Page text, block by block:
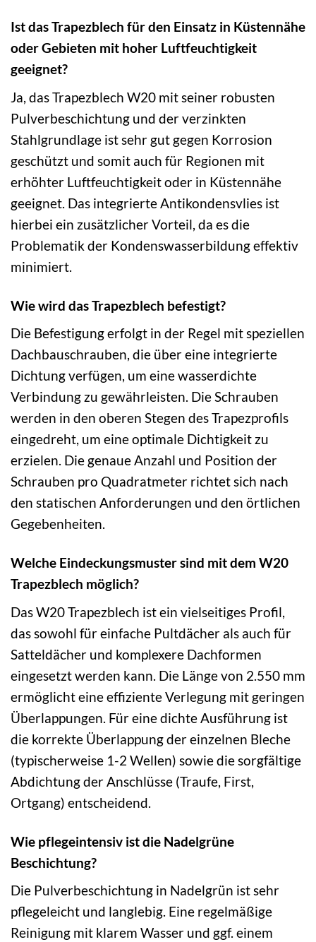
Ist das Trapezblech für den Einsatz in Küstennähe
oder Gebieten mit hoher Luftfeuchtigkeit
geeignet?
Ja, das Trapezblech W20 mit seiner robusten
Pulverbeschichtung und der verzinkten
Stahlgrundlage ist sehr gut gegen Korrosion
geschützt und somit auch für Regionen mit
erhöhter Luftfeuchtigkeit oder in Küstennähe
geeignet. Das integrierte Antikondensvlies ist
hierbei ein zusätzlicher Vorteil, da es die
Problematik der Kondenswasserbildung effektiv
minimiert.
Wie wird das Trapezblech befestigt?
Die Befestigung erfolgt in der Regel mit speziellen
Dachbauschrauben, die über eine integrierte
Dichtung verfügen, um eine wasserdichte
Verbindung zu gewährleisten. Die Schrauben
werden in den oberen Stegen des Trapezprofils
eingedreht, um eine optimale Dichtigkeit zu
erzielen. Die genaue Anzahl und Position der
Schrauben pro Quadratmeter richtet sich nach
den statischen Anforderungen und den örtlichen
Gegebenheiten.
Welche Eindeckungsmuster sind mit dem W20
Trapezblech möglich?
Das W20 Trapezblech ist ein vielseitiges Profil,
das sowohl für einfache Pultdächer als auch für
Satteldächer und komplexere Dachformen
eingesetzt werden kann. Die Länge von 2.550 mm
ermöglicht eine effiziente Verlegung mit geringen
Überlappungen. Für eine dichte Ausführung ist
die korrekte Überlappung der einzelnen Bleche
(typischerweise 1-2 Wellen) sowie die sorgfältige
Abdichtung der Anschlüsse (Traufe, First,
Ortgang) entscheidend.
Wie pflegeintensiv ist die Nadelgrüne
Beschichtung?
Die Pulverbeschichtung in Nadelgrün ist sehr
pflegeleicht und langlebig. Eine regelmäßige
Reinigung mit klarem Wasser und ggf. einem